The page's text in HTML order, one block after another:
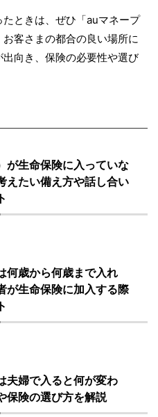
ときは、ぜひ「auマネープ
客さまの都合の良い場所に
向き、保険の必要性や選び
が生命保険に入っていな
えたい備え方や話し合い
何歳から何歳まで入れ
が生命保険に加入する際
夫婦で入ると何が変わ
保険の選び方を解説